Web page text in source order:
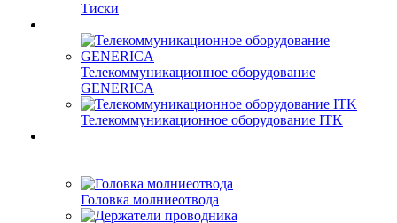
Тиски
Телекоммуникационное оборудование
GENERICA
Телекоммуникационное оборудование ITK
Головка молниеотвода